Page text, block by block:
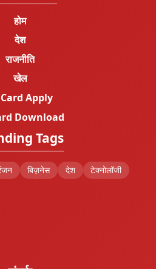
होम
देश
राजनीति
खेल
Apply
Download
Tags
बिज़नेस देश टेक्नोलॉजी